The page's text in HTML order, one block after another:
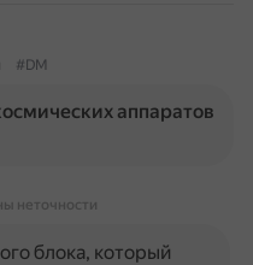
#DM
аппаратов
неточности
блока, который